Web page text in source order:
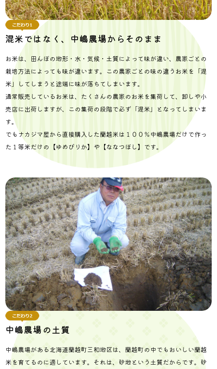
混米ではなく、 中嶋農場からそのまま
お米は、田んぼの地形・水・気候・土質によって味が違い、農家ごとの
栽培方法によっても味が違います。この農家ごとの味の違うお米を「混
米」してしまうと途端に味が落ちてしまいます。
通常販売しているお米は、たくさんの農家のお米を集荷して、卸しや小
売店に出荷しますが、この集荷の段階で必ず「混米」となってしまいま
す。
でもナカジマ屋から直接購入した蘭越米は１００％中嶋農場だけで作っ
た１等米だけの【ゆめぴりか】や【ななつぼし】です。
中嶋農場の土質
中嶋農場がある北海道蘭越町三和地区は、蘭越町の中でもおいしい蘭越
米を育てるのに適しています。それは、砂地という土質だからです。砂